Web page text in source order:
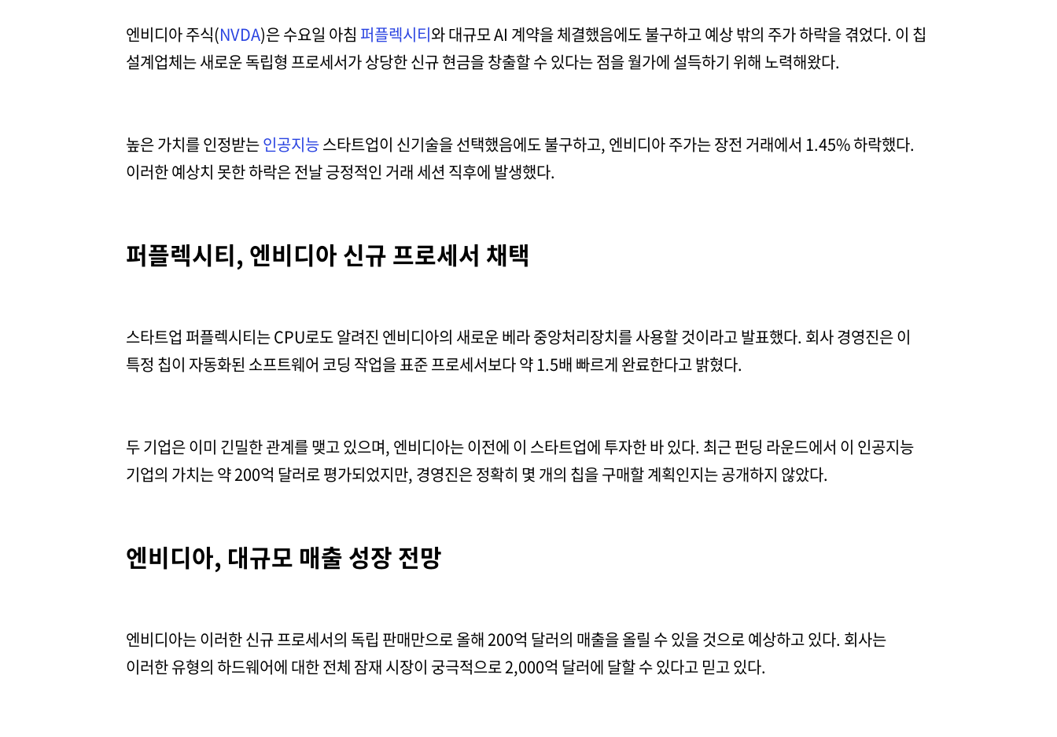
엔비디아 주식(NVDA)은 수요일 아침 퍼플렉시티와 대규모 AI 계약을 체결했음에도 불구하고 예상 밖의 주가 하락을 겪었다. 이 칩
설계업체는 새로운 독립형 프로세서가 상당한 신규 현금을 창출할 수 있다는 점을 월가에 설득하기 위해 노력해왔다.
높은 가치를 인정받는인공지능스타트업이 신기술을 선택했음에도 불구하고, 엔비디아 주가는 장전 거래에서 1.45% 하락했다.
이러한 예상치 못한 하락은 전날 긍정적인 거래 세션 직후에 발생했다.
퍼플렉시티, 엔비디아 신규 프로세서 채택
스타트업 퍼플렉시티는 CPU로도 알려진 엔비디아의 새로운 베라 중앙처리장치를 사용할 것이라고 발표했다. 회사 경영진은 이
특정 칩이 자동화된 소프트웨어 코딩 작업을 표준 프로세서보다 약 1.5배 빠르게 완료한다고 밝혔다.
두 기업은 이미 긴밀한 관계를 맺고 있으며, 엔비디아는 이전에 이 스타트업에 투자한 바 있다. 최근 펀딩 라운드에서 이 인공지능
기업의 가치는 약 200억 달러로 평가되었지만, 경영진은 정확히 몇 개의 칩을 구매할 계획인지는 공개하지 않았다.
엔비디아, 대규모 매출 성장 전망
엔비디아는 이러한 신규 프로세서의 독립 판매만으로 올해 200억 달러의 매출을 올릴 수 있을 것으로 예상하고 있다. 회사는
이러한 유형의 하드웨어에 대한 전체 잠재 시장이 궁극적으로 2,000억 달러에 달할 수 있다고 믿고 있다.